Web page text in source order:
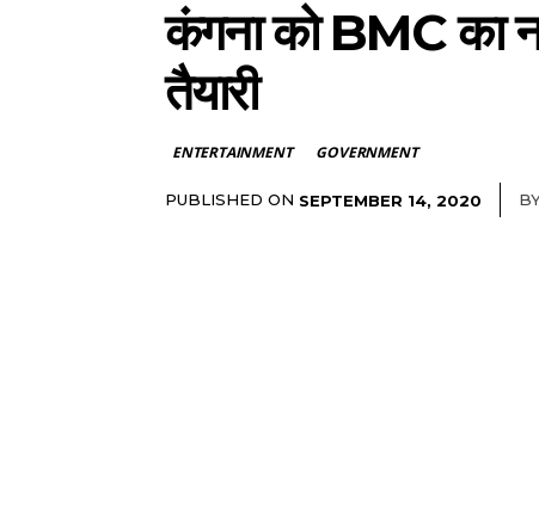
कंगना को BMC का
तैयारी
ENTERTAINMENT GOVERNMENT
PUBLISHED ON SEPTEMBER 14, 2020